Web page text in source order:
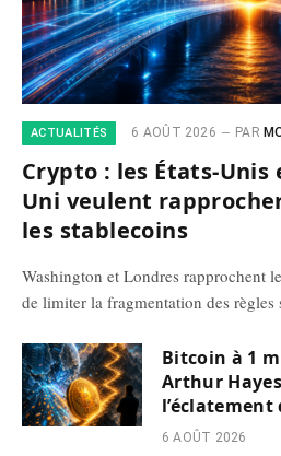
ACTUALITÉS 6 AOÛT 2026 PAR
Crypto : les États-Unis
Uni veulent
les stablecoins
Washington et Londres rapprochent
de limiter la fragmentation des règles
Bitcoin à 1
Arthur
6 AOÛT 2026